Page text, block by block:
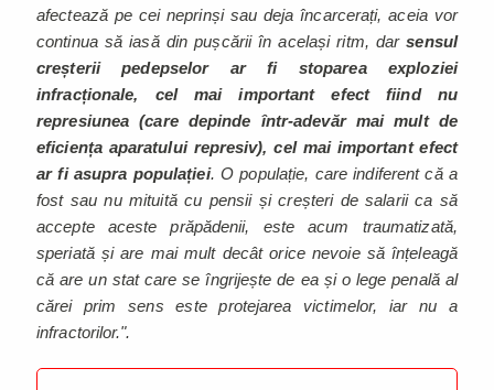
afectează pe cei neprinși sau deja încarcerați, aceia vor
continua să iasă din pușcării în același ritm, darsensul
creșterii pedepselor ar fi stoparea exploziei
infracționale, cel mai important efect fiind nu
represiunea (care depinde într-adevăr mai mult de
eficiența aparatului represiv), cel mai important efect
ar fi asupra populației. O populație, care indiferent că a
fost sau nu mituită cu pensii și creșteri de salarii ca să
accepte aceste prăpădenii, este acum traumatizată,
speriată și are mai mult decât orice nevoie să înțeleagă
că are un stat care se îngrijește de ea și o lege penală al
cărei prim sens este protejarea victimelor, iar nu a
infractorilor.".